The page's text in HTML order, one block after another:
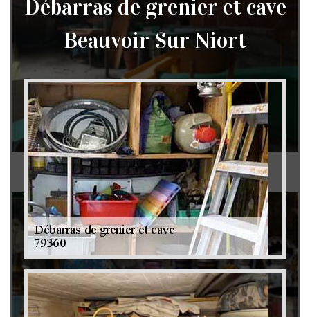
Débarras de grenier et cave 79
Débarras de grenier et cave
Beauvoir Sur Niort